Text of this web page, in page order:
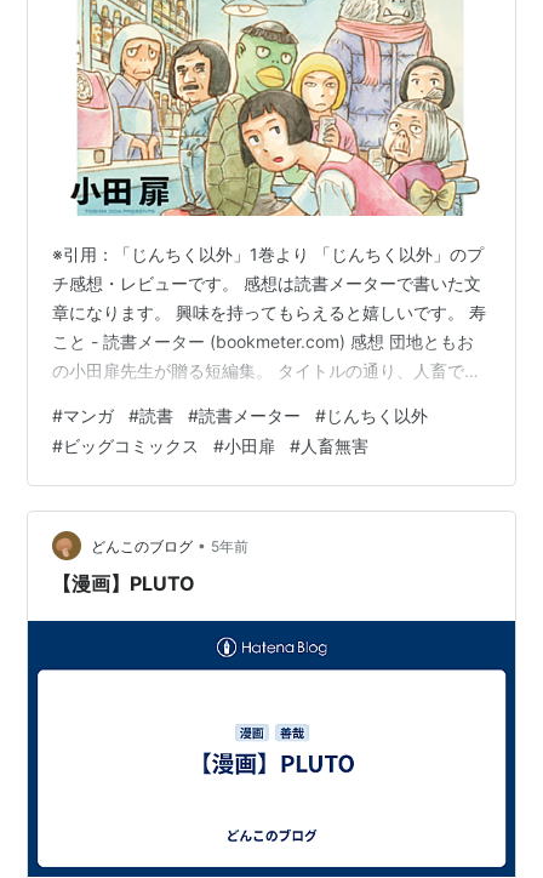
※引用：「じんちく以外」1巻より 「じんちく以外」のプ
チ感想・レビューです。 感想は読書メーターで書いた文
章になります。 興味を持ってもらえると嬉しいです。 寿
こと - 読書メーター (bookmeter.com) 感想 団地ともお
の小田扉先生が贈る短編集。 タイトルの通り、人畜では
カバーのカオスっぷりが凄いですね。 「お前だけは」や
「よしゆき」が割と重めの話ですが、笑いと何だか少し
切なくなる話がメインって感じ。 「よしゆき」は展開と
か最後のセリフとか、世にも奇妙な物語っぽい話で好
み。 でも今巻で一番好きなのは圧倒的に「最後のモノ」
ですね。 …
#マンガ #読書 #読書メーター #じんちく以外
#ビッグコミックス #小田扉 #人畜無害
どんこのブログ • 5年前
【漫画】PLUTO